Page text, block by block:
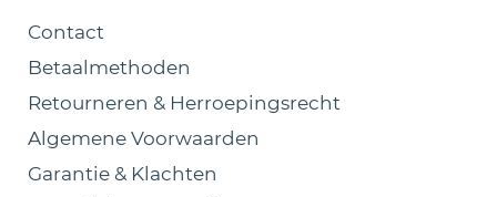
Contact
Betaalmethoden
Retourneren & Herroepingsrecht
Algemene Voorwaarden
Garantie & Klachten